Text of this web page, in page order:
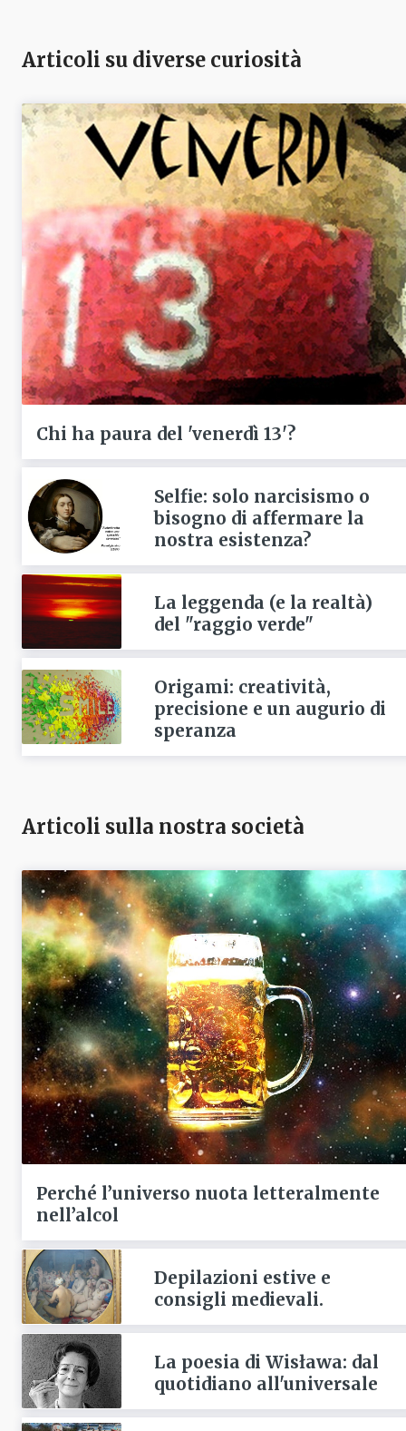
Articoli su diverse curiosità
Chi ha paura del 'venerdì 13'?
Selfie: solo narcisismo o
bisogno di affermare la
nostra esistenza?
La leggenda (e la realtà)
del "raggio verde"
Origami: creatività,
precisione e un augurio di
speranza
Articoli sulla nostra società
Perché l’universo nuota letteralmente
nell’alcol
Depilazioni estive e
consigli medievali.
La poesia di Wisława: dal
quotidiano all'universale